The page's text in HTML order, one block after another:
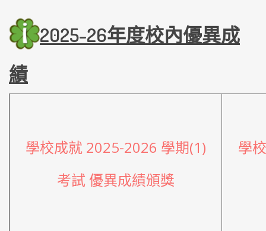
2025-26年度校內優異成
績
學校成就 2025-2026 學期(1)
考試 優異成績頒獎
學